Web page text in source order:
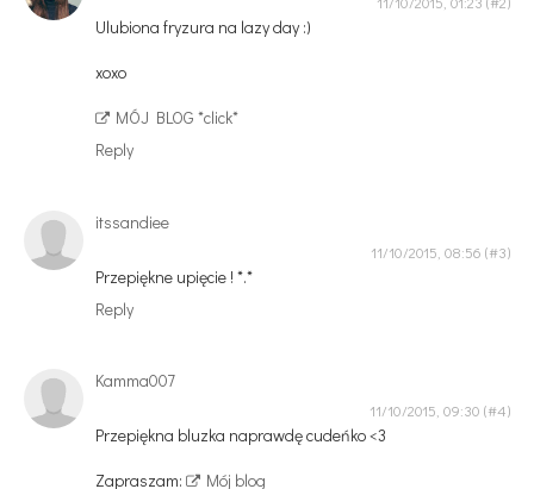
Ulubiona fryzura na lazy day :)
xoxo
MÓJ BLOG *click*
Reply
itssandiee
11/10/2015, 08:56
Przepiękne upięcie ! *.*
Reply
Kamma007
11/10/2015, 09:30
Przepiękna bluzka naprawdę cudeńko <3
Zapraszam:
Mój blog